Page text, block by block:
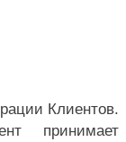
Клиентов.
принимает